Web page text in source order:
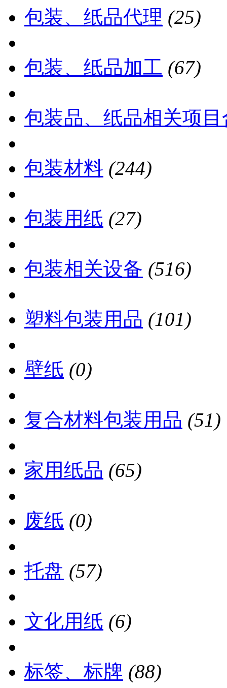
包装、纸品代理 (25)
包装、纸品加工 (67)
包装品、纸品相关项目
包装材料 (244)
包装用纸 (27)
包装相关设备 (516)
塑料包装用品 (101)
壁纸 (0)
复合材料包装用品 (51)
家用纸品 (65)
废纸 (0)
托盘 (57)
文化用纸 (6)
标签、标牌 (88)